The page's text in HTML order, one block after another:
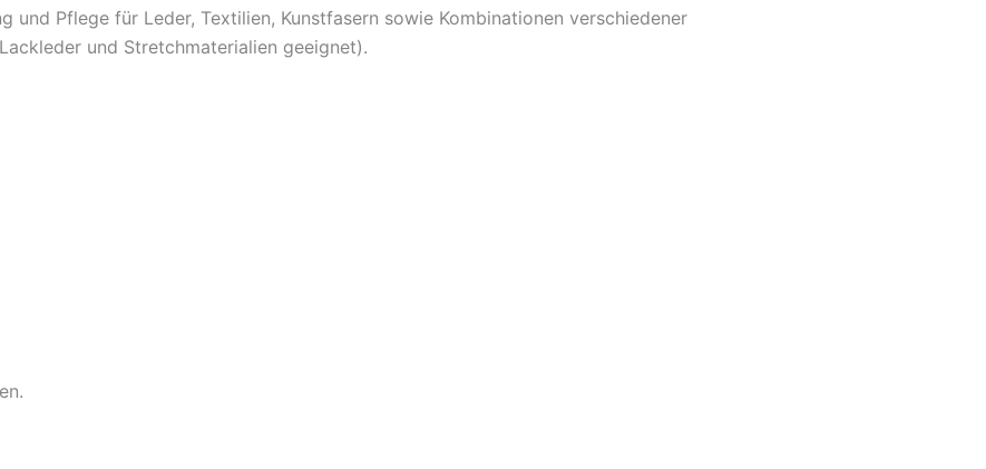
und Pflege für Leder, Textilien, Kunstfasern sowie Kombinationen verschiedener
und Stretchmaterialien geeignet).